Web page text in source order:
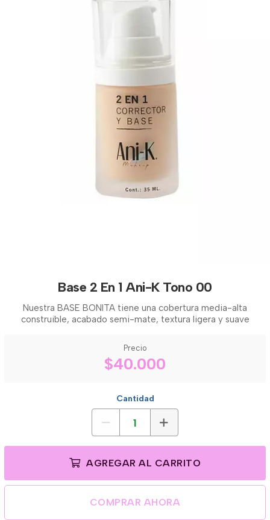
Base 2 En 1 Ani-K Tono 00
Nuestra BASE BONITA tiene una cobertura media-alta
construible, acabado semi-mate, textura ligera y suave
Precio
$40.000
Cantidad
AGREGAR AL CARRITO
COMPRAR AHORA